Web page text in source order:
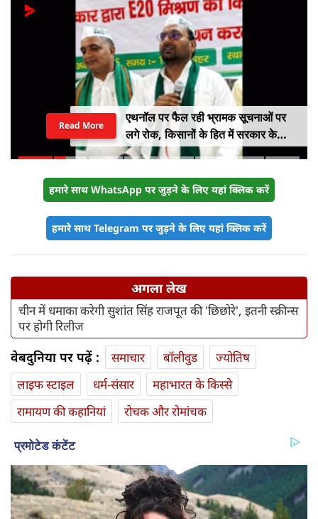
एथनॉल पर फैल रही भ्रामक सूचनाओं पर
लगे रोक, किसानों के हित में सरकार के
सकारात्मक निर्णयों का हो समर्थन
Read More
हमारे साथ WhatsApp पर जुड़ने के लिए यहां क्लिक करें
हमारे साथ Telegram पर जुड़ने के लिए यहां क्लिक करें
अगला लेख
चीन में धमाका करेगी सुशांत सिंह राजपूत की 'छिछोरे', इतनी स्क्रीन्स
पर होगी रिलीज
वेबदुनिया पर पढ़ें : समाचार बॉलीवुड
ज्योतिष
लाइफ स्‍टाइल
धर्म-संसार
महाभारत के किस्से
रामायण की कहानियां
रोचक और रोमांचक